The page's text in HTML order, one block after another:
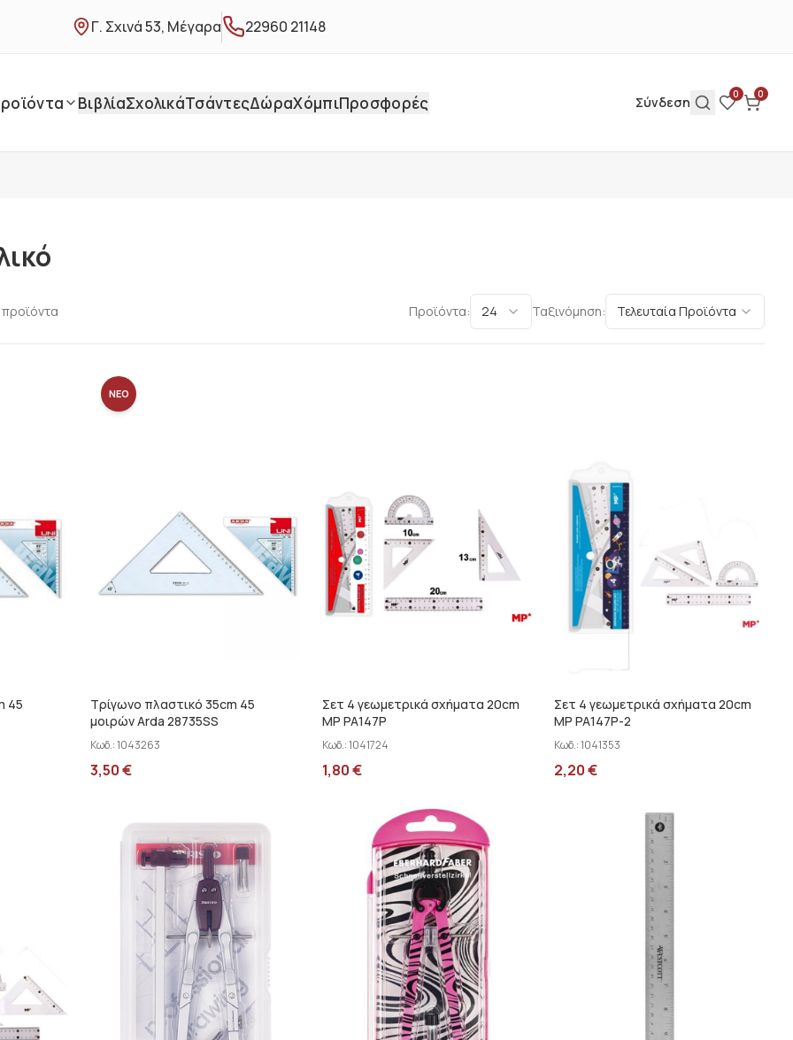
Γ. Σχινά 53, Μέγαρα 22960 21148
ΒιβλίαΣχολικάΤσάντεςΔώραΧόμπιΠροσφορές Σύνδεση
0 0
προϊόντα Προϊόντα: 24 Ταξινόμηση: Τελευταία Προϊόντα
45
ΝΕΟ
Τρίγωνο πλαστικό 35cm 45
μοιρών Arda 28735SS
Κωδ.:1043263
3,50€
Σετ 4 γεωμετρικά σχήματα 20cm
MP PA147P
Κωδ.:1041724
1,80€
Σετ 4 γεωμετρικά σχήματα 20cm
MP PA147P-2
Κωδ.:1041353
2,20€